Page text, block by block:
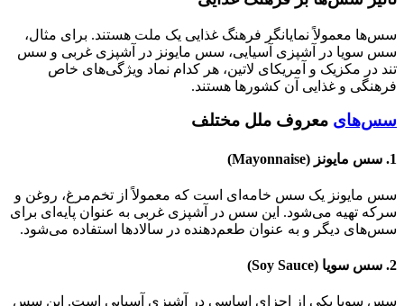
سس‌ها معمولاً نمایانگر فرهنگ غذایی یک ملت هستند. برای مثال،
سس سویا در آشپزی آسیایی، سس مایونز در آشپزی غربی و سس
تند در مکزیک و آمریکای لاتین، هر کدام نماد ویژگی‌های خاص
فرهنگی و غذایی آن کشورها هستند.
سس‌های معروف ملل مختلف
1. سس مایونز (Mayonnaise)
سس مایونز یک سس خامه‌ای است که معمولاً از تخم‌مرغ، روغن و
سرکه تهیه می‌شود. این سس در آشپزی غربی به عنوان پایه‌ای برای
سس‌های دیگر و به عنوان طعم‌دهنده در سالادها استفاده می‌شود.
2. سس سویا (Soy Sauce)
سس سویا یکی از اجزای اساسی در آشپزی آسیایی است. این سس